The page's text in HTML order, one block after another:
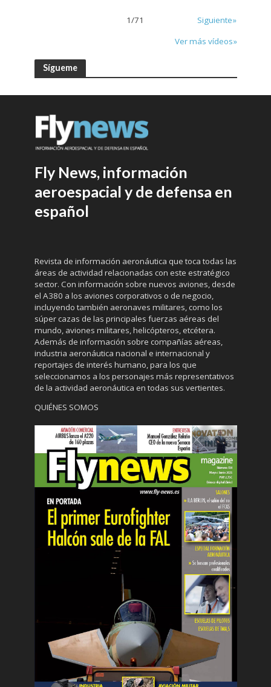
1/71
Siguiente»
Ver más vídeos»
Sígueme
Fly News, información
aeroespacial y de defensa en
español
Revista de información aeronáutica que toca todas las
áreas de actividad relacionadas con este estratégico
sector. Con información sobre nuevos aviones, desde
el A380 a los aviones corporativos o de negocio,
incluyendo también aeronaves militares, como los
súper cazas de las principales fuerzas aéreas del
mundo, aviones militares, helicópteros, etcétera.
Además de información sobre compañías aéreas,
industria aeronáutica nacional e internacional y
reportajes de interés humano, para los que
seleccionamos a los personajes más representativos
de la actividad aeronáutica en todas sus vertientes.
QUIÉNES SOMOS